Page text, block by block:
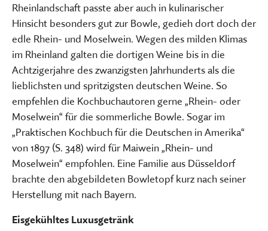
Rheinlandschaft passte aber auch in kulinarischer
Hinsicht besonders gut zur Bowle, gedieh dort doch der
edle Rhein- und Moselwein. Wegen des milden Klimas
im Rheinland galten die dortigen Weine bis in die
Achtzigerjahre des zwanzigsten Jahrhunderts als die
lieblichsten und spritzigsten deutschen Weine. So
empfehlen die Kochbuchautoren gerne „Rhein- oder
Moselwein“ für die sommerliche Bowle. Sogar im
„Praktischen Kochbuch für die Deutschen in Amerika“
von 1897 (S. 348) wird für Maiwein „Rhein- und
Moselwein“ empfohlen. Eine Familie aus Düsseldorf
brachte den abgebildeten Bowletopf kurz nach seiner
Herstellung mit nach Bayern.
Eisgekühltes Luxusgetränk